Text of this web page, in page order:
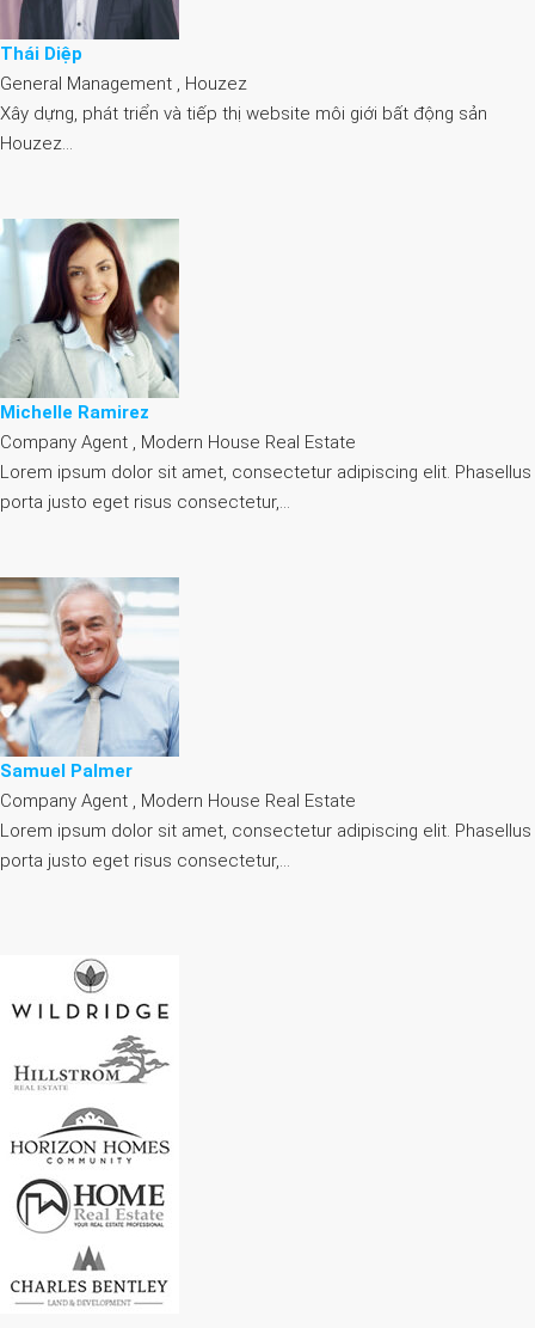
Thái Diệp
General Management , Houzez
Xây dựng, phát triển và tiếp thị website môi giới bất động sản
Houzez…
Michelle Ramirez
Company Agent , Modern House Real Estate
Lorem ipsum dolor sit amet, consectetur adipiscing elit. Phasellus
porta justo eget risus consectetur,…
Samuel Palmer
Company Agent , Modern House Real Estate
Lorem ipsum dolor sit amet, consectetur adipiscing elit. Phasellus
porta justo eget risus consectetur,…